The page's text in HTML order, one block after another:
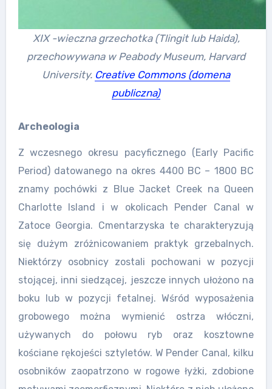
XIX -wieczna grzechotka (Tlingit lub Haida),
przechowywana w Peabody Museum, Harvard
University. Creative Commons (domena
publiczna)
Archeologia
Z wczesnego okresu pacyficznego (Early Pacific
Period) datowanego na okres 4400 BC – 1800 BC
znamy pochówki z Blue Jacket Creek na Queen
Charlotte Island i w okolicach Pender Canal w
Zatoce Georgia. Cmentarzyska te charakteryzują
się dużym zróżnicowaniem praktyk grzebalnych.
Niektórzy osobnicy zostali pochowani w pozycji
stojącej, inni siedzącej, jeszcze innych ułożono na
boku lub w pozycji fetalnej. Wśród wyposażenia
grobowego można wymienić ostrza włóczni,
używanych do połowu ryb oraz kosztowne
kościane rękojeści sztyletów. W Pender Canal, kilku
osobników zaopatrzono w rogowe łyżki, zdobione